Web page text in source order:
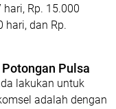
Rp. 15.000
hari, dan Rp.
Pulsa
lakukan untuk
adalah dengan